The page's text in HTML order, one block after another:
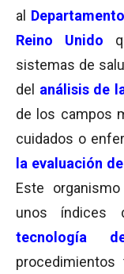
al
Reino Unido
sistemas de
del análisis de
de los campos
cuidados o
la evaluación
Este
unos índices
tecnología
procedimientos